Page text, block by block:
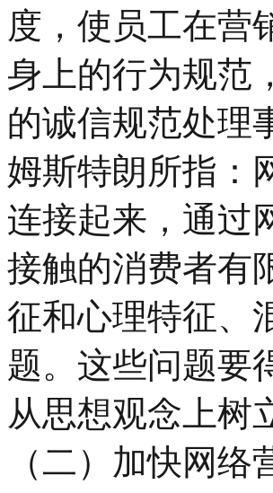
度，使员工在营
身上的行为规范
的诚信规范处理
姆斯特朗所指：
连接起来，通过
接触的消费者有
征和心理特征、
题。这些问题要
从思想观念上树
（二）加快网